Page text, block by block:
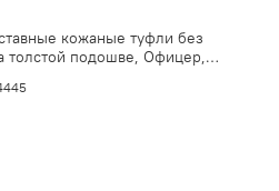
кожаные туфли без
толстой подошве, Офицер,
45